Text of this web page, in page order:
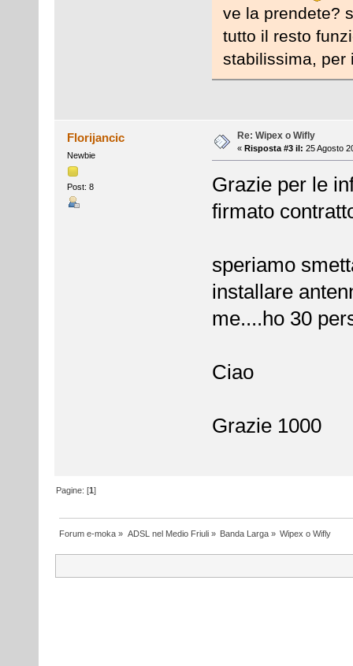
ve la prendete?
tutto il resto
stabilissima, per
Florijancic
Newbie
Post: 8
Re: Wipex o Wifly
« Risposta #3 il: 25 Agosto
Grazie per le
firmato
speriamo
installare
me....ho 30
Ciao
Grazie 1000
Pagine: [1]
Forum e-moka » ADSL nel Medio Friuli» Banda Larga» Wipex o Wifly